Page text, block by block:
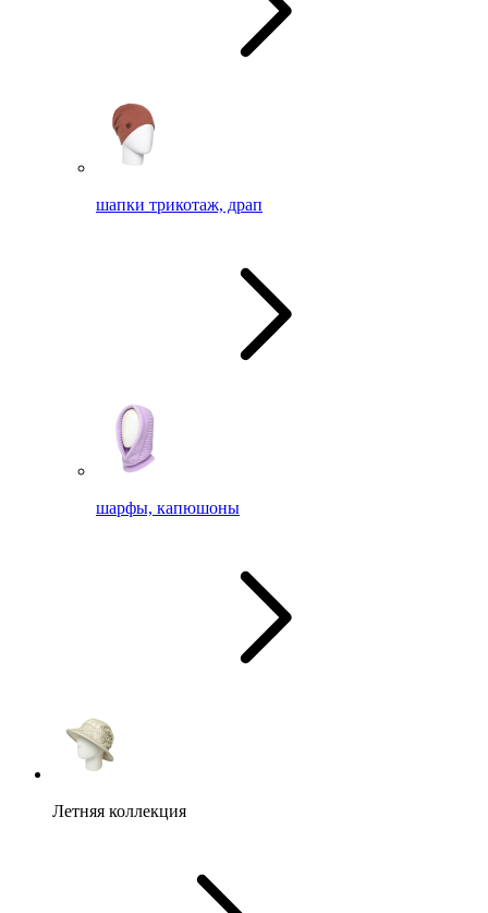
шапки трикотаж, драп
шарфы, капюшоны
Летняя коллекция